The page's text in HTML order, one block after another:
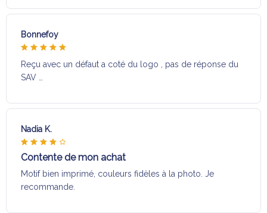
Bonnefoy
Reçu avec un défaut a coté du logo , pas de réponse du
SAV …
Nadia K.
Contente de mon achat
Motif bien imprimé, couleurs fidèles à la photo. Je
recommande.